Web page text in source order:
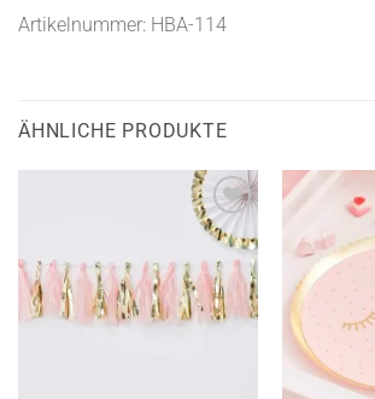
Artikelnummer: HBA-114
ÄHNLICHE PRODUKTE